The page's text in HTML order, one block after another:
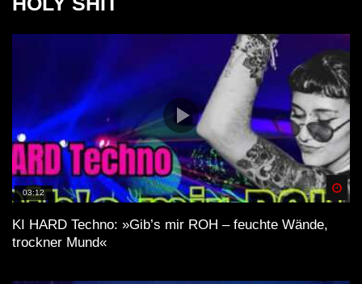
03:12
KI HARD Techno: »Gib’s mir ROH – feuchte Wände,
trockner Mund«